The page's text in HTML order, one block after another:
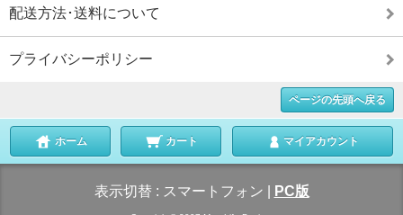
配送方法･送料について
プライバシーポリシー
ページの先頭へ戻る
ホーム カート マイアカウント
表示切替 : スマートフォン PC版